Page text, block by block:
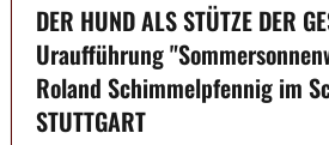
DER HUND ALS STÜTZE DER
Uraufführung
Roland Schimmelpfennig im
STUTTGART